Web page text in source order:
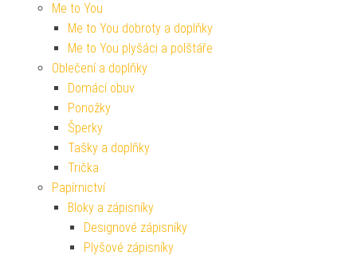
Me to You
Me to You dobroty a doplňky
Me to You plyšáci a polštáře
Oblečení a doplňky
Domácí obuv
Ponožky
Šperky
Tašky a doplňky
Trička
Papírnictví
Bloky a zápisníky
Designové zápisníky
Plyšové zápisníky